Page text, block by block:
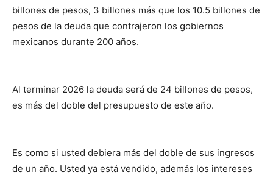
billones de pesos, 3 billones más que los 10.5 billones de
pesos de la deuda que contrajeron los gobiernos
mexicanos durante 200 años.
Al terminar 2026 la deuda será de 24 billones de pesos,
es más del doble del presupuesto de este año.
Es como si usted debiera más del doble de sus ingresos
de un año. Usted ya está vendido, además los intereses